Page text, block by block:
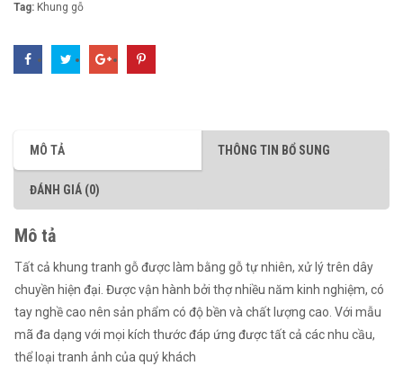
Tag: Khung gỗ
MÔ TẢ THÔNG TIN BỔ SUNG
ĐÁNH GIÁ (0)
Mô tả
Tất cả khung tranh gỗ được làm bằng gỗ tự nhiên, xử lý trên dây
chuyền hiện đại. Được vận hành bởi thợ nhiều năm kinh nghiệm, có
tay nghề cao nên sản phẩm có độ bền và chất lượng cao. Với mẫu
mã đa dạng với mọi kích thước đáp ứng được tất cả các nhu cầu,
thể loại tranh ảnh của quý khách